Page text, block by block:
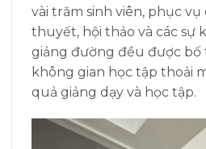
vài trăm sinh viên, phục
thuyết, hội thảo và các sự
giảng đường đều được bố
không gian học tập thoải
quả giảng dạy và học tập.